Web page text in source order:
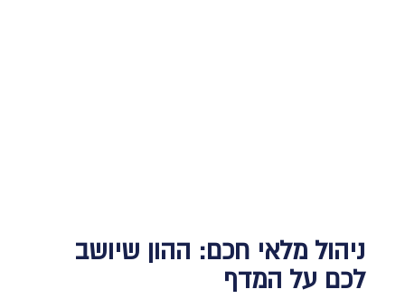
ניהול מלאי חכם: ההון שיושב
לכם על המדף